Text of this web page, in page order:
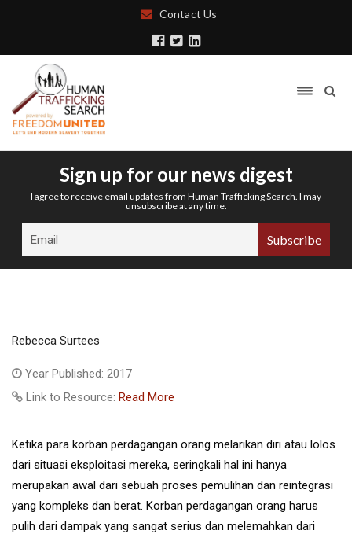
Contact Us
Sign up for our news digest
I agree to receive email updates from Human Trafficking Search. I may
unsubscribe at any time.
Rebecca Surtees
Year Published: 2017
Link to Resource: Read More
Ketika para korban perdagangan orang melarikan diri atau lolos
dari situasi eksploitasi mereka, seringkali hal ini hanya
merupakan awal dari sebuah proses pemulihan dan reintegrasi
yang kompleks dan berat. Korban perdagangan orang harus
pulih dari dampak yang sangat serius dan melemahkan dari